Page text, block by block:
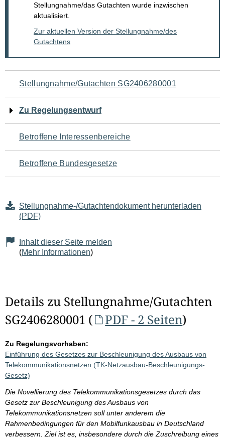
Stellungnahme/das Gutachten wurde inzwischen
aktualisiert.
Zur aktuellen Version der Stellungnahme/des
Gutachtens
Navigation
für
den
Seiteninhalt
Stellungnahme/Gutachten SG2406280001
Zu Regelungsentwurf
Betroffene Interessenbereiche
Betroffene Bundesgesetze
Stellungnahme-/Gutachtendokument herunterladen
(PDF)
Inhalt dieser Seite melden
(Mehr Informationen)
Details zu Stellungnahme/Gutachten
SG2406280001 (
PDF - 2 Seiten)
Zu Regelungsvorhaben:
Einführung des Gesetzes zur Beschleunigung des Ausbaus von
Telekommunikationsnetzen (TK-Netzausbau-Beschleunigungs-
Gesetz)
Die Novellierung des Telekommunikationsgesetzes durch das
Gesetz zur Beschleunigung des Ausbaus von
Telekommunikationsnetzen soll unter anderem die
Rahmenbedingungen für den Mobilfunkausbau in Deutschland
verbessern. Ziel ist es, insbesondere durch die Zuschreibung eines